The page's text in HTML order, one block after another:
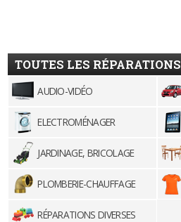
TOUTES LES RÉPARATIONS
AUDIO-VIDÉO
ELECTROMÉNAGER
JARDINAGE, BRICOLAGE
PLOMBERIE-CHAUFFAGE
RÉPARATIONS DIVERSES